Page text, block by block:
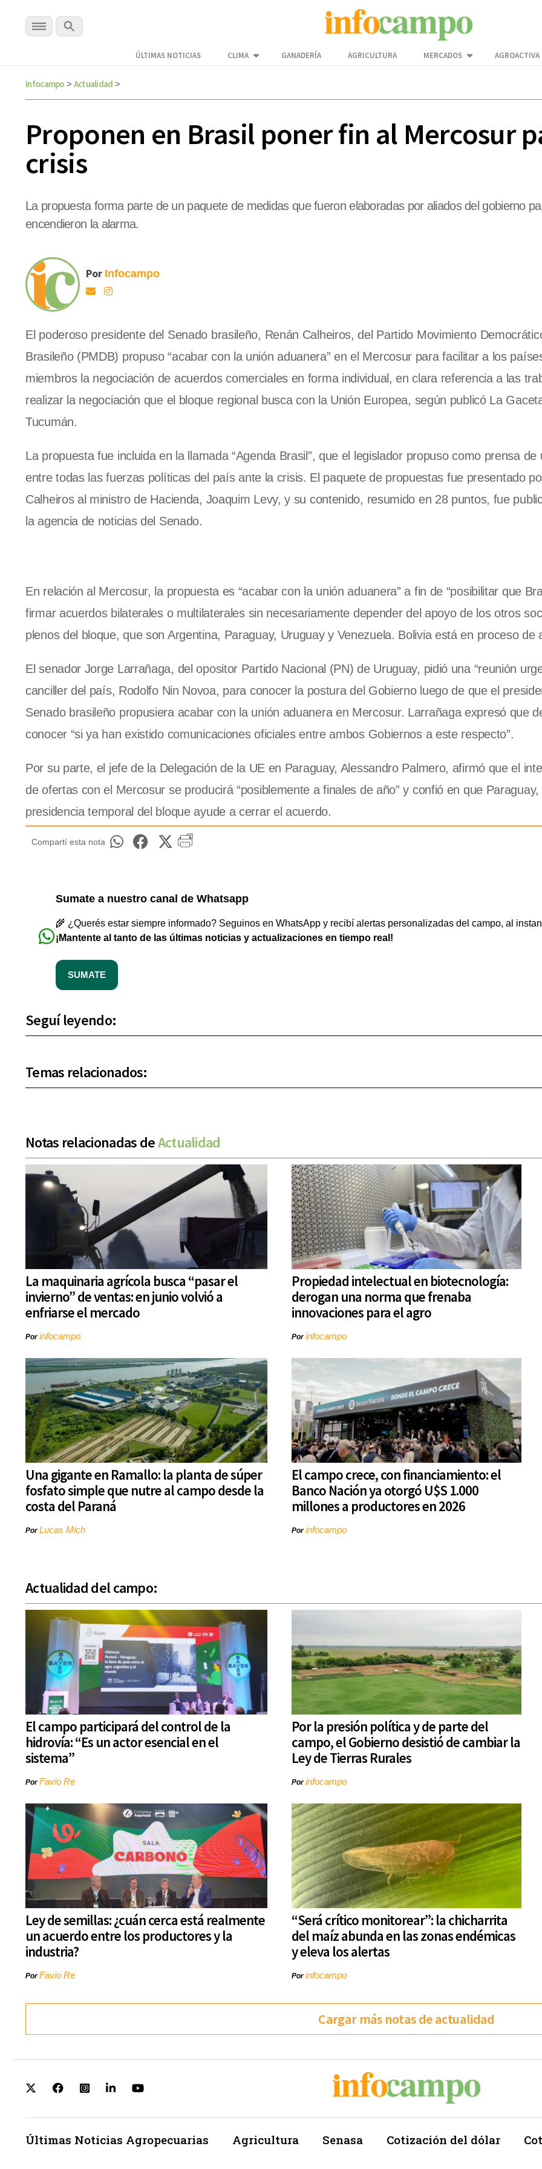
ÚLTIMAS NOTICIAS CLIMA GANADERÍA AGRICULTURA MERCADOS AGROACTIVA
Infocampo > Actualidad >
Proponen en Brasil poner fin al Mercosur
crisis
La propuesta forma parte de un paquete de medidas que fueron elaboradas por aliados del gobierno
encendieron la alarma.
Por Infocampo
El poderoso presidente del Senado brasileño, Renán Calheiros, del Partido Movimiento
Brasileño (PMDB) propuso “acabar con la unión aduanera” en el Mercosur para facilitar a los
miembros la negociación de acuerdos comerciales en forma individual, en clara referencia a las
realizar la negociación que el bloque regional busca con la Unión Europea, según publicó La
Tucumán.
La propuesta fue incluida en la llamada “Agenda Brasil”, que el legislador propuso como prensa de
entre todas las fuerzas políticas del país ante la crisis. El paquete de propuestas fue presentado
Calheiros al ministro de Hacienda, Joaquim Levy, y su contenido, resumido en 28 puntos, fue
la agencia de noticias del Senado.
En relación al Mercosur, la propuesta es “acabar con la unión aduanera” a fin de “posibilitar que
firmar acuerdos bilaterales o multilaterales sin necesariamente depender del apoyo de los otros
plenos del bloque, que son Argentina, Paraguay, Uruguay y Venezuela. Bolivia está en proceso de
El senador Jorge Larrañaga, del opositor Partido Nacional (PN) de Uruguay, pidió una “reunión
canciller del país, Rodolfo Nin Novoa, para conocer la postura del Gobierno luego de que el
Senado brasileño propusiera acabar con la unión aduanera en Mercosur. Larrañaga expresó que
conocer “si ya han existido comunicaciones oficiales entre ambos Gobiernos a este respecto”.
Por su parte, el jefe de la Delegación de la UE en Paraguay, Alessandro Palmero, afirmó que el
de ofertas con el Mercosur se producirá “posiblemente a finales de año” y confió en que
presidencia temporal del bloque ayude a cerrar el acuerdo.
Compartí esta nota
Sumate a nuestro canal de Whatsapp
🌾 ¿Querés estar siempre informado? Seguinos en WhatsApp y recibí alertas personalizadas del campo, al
¡Mantente al tanto de las últimas noticias y actualizaciones en tiempo real!
SUMATE
Seguí leyendo:
Temas relacionados:
Notas relacionadas deActualidad
La maquinaria agrícola busca “pasar el
invierno” de ventas: en junio volvió a
enfriarse el mercado
Porinfocampo
Propiedad intelectual en biotecnología:
derogan una norma que frenaba
innovaciones para el agro
Porinfocampo
Una gigante en Ramallo: la planta de súper
fosfato simple que nutre al campo desde la
costa del Paraná
PorLucas Mich
El campo crece, con financiamiento: el
Banco Nación ya otorgó U$S 1.000
millones a productores en 2026
Porinfocampo
Actualidad del campo:
El campo participará del control de la
hidrovía: “Es un actor esencial en el
sistema”
PorFavio Re
Por la presión política y de parte del
campo, el Gobierno desistió de cambiar la
Ley de Tierras Rurales
Porinfocampo
Ley de semillas: ¿cuán cerca está realmente
un acuerdo entre los productores y la
industria?
PorFavio Re
“Será crítico monitorear”: la chicharrita
del maíz abunda en las zonas endémicas
y eleva los alertas
Porinfocampo
Cargar más notas de actualidad
Últimas Noticias Agropecuarias Agricultura Senasa Cotización del dólar